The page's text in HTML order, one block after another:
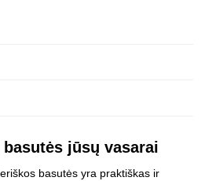
jūsų vasarai
basutės yra praktiškas ir